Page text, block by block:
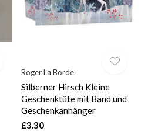
Roger La Borde
Silberner Hirsch Kleine
Geschenktüte mit Band und
Geschenkanhänger
£3.30